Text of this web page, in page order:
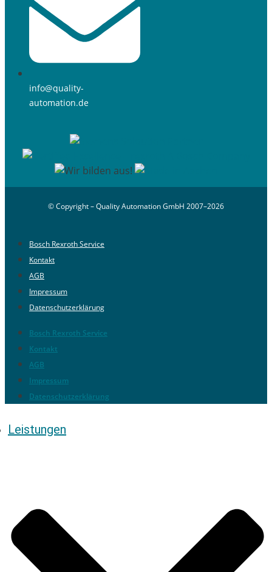
info@quality-
automation.de
© Copyright – Quality Automation GmbH 2007–2026
Bosch Rexroth Service
Kontakt
AGB
Impressum
Datenschutzerklärung
Bosch Rexroth Service
Kontakt
AGB
Impressum
Datenschutzerklärung
Leistungen